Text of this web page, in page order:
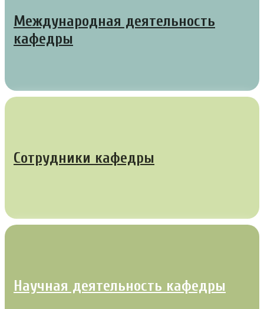
Международная деятельность
кафедры
Сотрудники кафедры
Научная деятельность кафедры